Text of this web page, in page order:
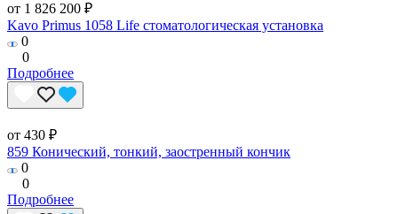
от 1 826 200 ₽
Kavo Primus 1058 Life стоматологическая установка
0
0
Подробнее
от 430 ₽
859 Конический, тонкий, заостренный кончик
0
0
Подробнее